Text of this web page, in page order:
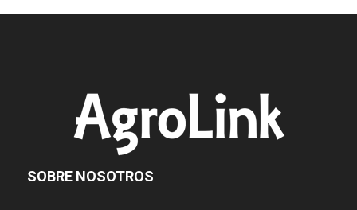
SOBRE NOSOTROS